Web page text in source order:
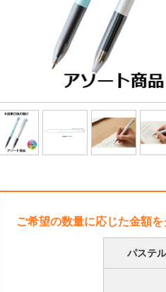
ご希望の数量に応じた金額
パステ